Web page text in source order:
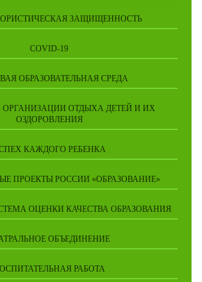
ЗАЩИЩЕННОСТЬ
COVID-19
ОБРАЗОВАТЕЛЬНАЯ СРЕДА
ОРГАНИЗАЦИИ ОТДЫХА ДЕТЕЙ И ИХ
ОЗДОРОВЛЕНИЯ
КАЖДОГО РЕБЕНКА
ПРОЕКТЫ РОССИИ «ОБРАЗОВАНИЕ»
ОЦЕНКИ КАЧЕСТВА ОБРАЗОВАНИЯ
ОБЪЕДИНЕНИЕ
РАБОТА